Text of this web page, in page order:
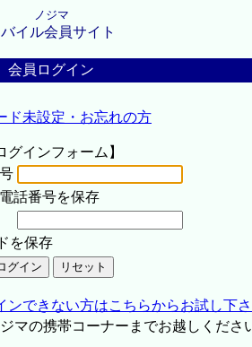
ノジマ
イル会員サイト
会員ログイン
ド未設定・お忘れの方
グインフォーム】
話番号を保存
を保存
ンできない方はこちらからお試し下
マの携帯コーナーまでお越しくださ